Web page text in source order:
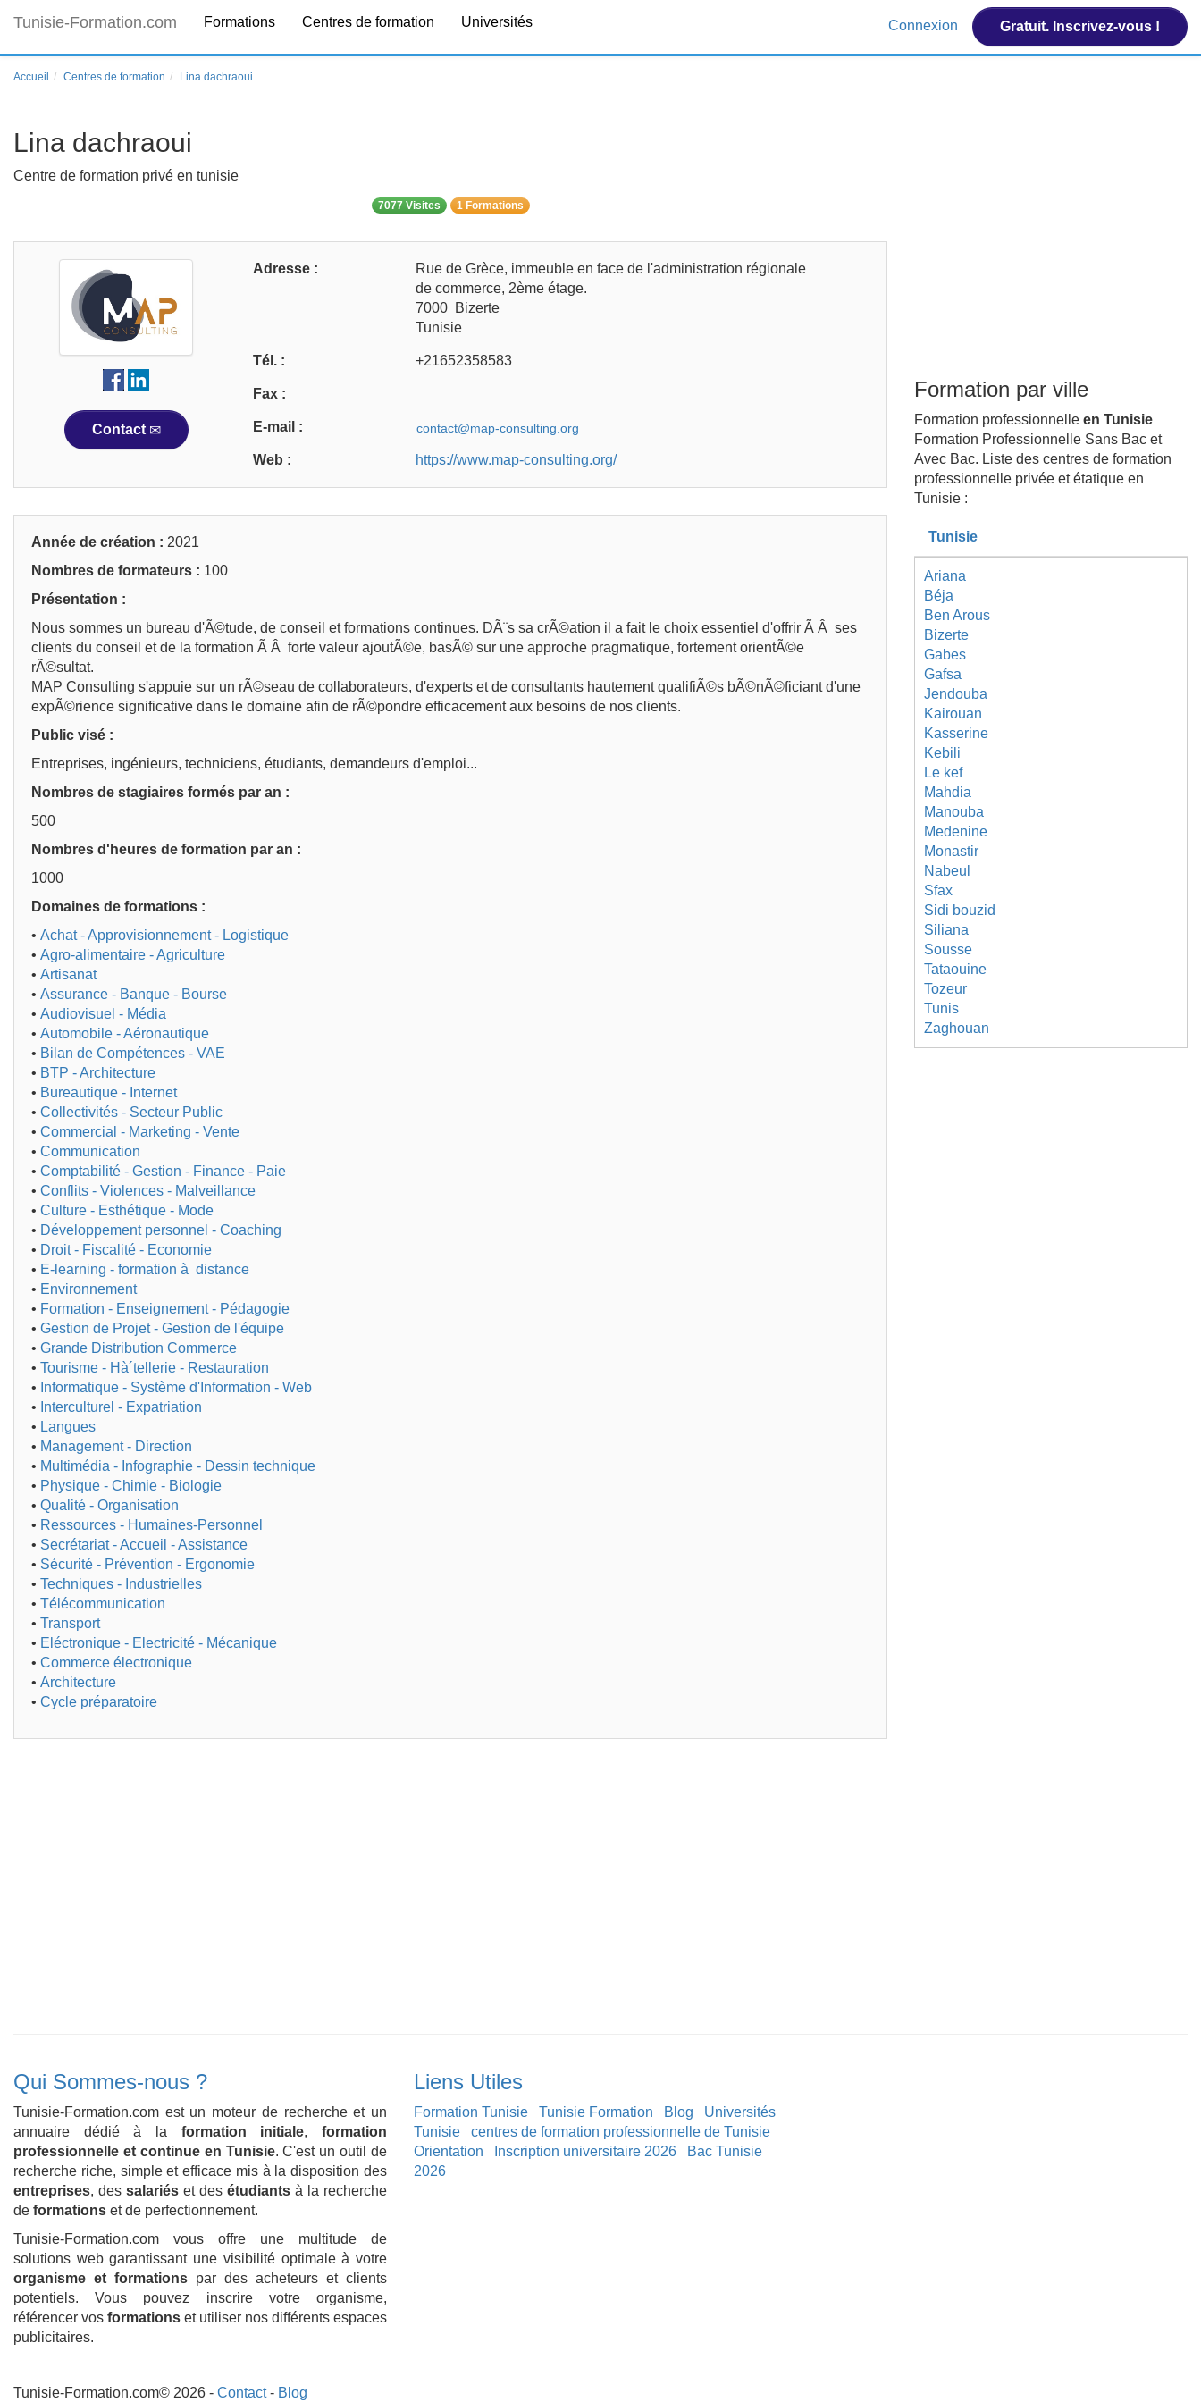
Tunisie-Formation.com Formations Centres de formation Universités Connexion Gratuit. Inscrivez-vous !
Accueil Centres de formation Lina dachraoui
Lina dachraoui
Centre de formation privé en tunisie
7077 Visites 1 Formations
Contact
Adresse :
Rue de Grèce, immeuble en face de l'administration régionale
de commerce, 2ème étage.
7000 Bizerte
Tunisie
Tél. : +21652358583
Fax :
E-mail :
Web : https://www.map-consulting.org/
Année de création : 2021
Nombres de formateurs : 100
Présentation :
Nous sommes un bureau d'Ã©tude, de conseil et formations continues. DÃ¨s sa crÃ©ation il a fait le choix essentiel d'offrir Ã Â ses
clients du conseil et de la formation Ã Â forte valeur ajoutÃ©e, basÃ© sur une approche pragmatique, fortement orientÃ©e
rÃ©sultat.
MAP Consulting s'appuie sur un rÃ©seau de collaborateurs, d'experts et de consultants hautement qualifiÃ©s bÃ©nÃ©ficiant d'une
expÃ©rience significative dans le domaine afin de rÃ©pondre efficacement aux besoins de nos clients.
Public visé :
Entreprises, ingénieurs, techniciens, étudiants, demandeurs d'emploi...
Nombres de stagiaires formés par an :
500
Nombres d'heures de formation par an :
1000
Domaines de formations :
• Achat - Approvisionnement - Logistique
• Agro-alimentaire - Agriculture
• Artisanat
• Assurance - Banque - Bourse
• Audiovisuel - Média
• Automobile - Aéronautique
• Bilan de Compétences - VAE
• BTP - Architecture
• Bureautique - Internet
• Collectivités - Secteur Public
• Commercial - Marketing - Vente
• Communication
• Comptabilité - Gestion - Finance - Paie
• Conflits - Violences - Malveillance
• Culture - Esthétique - Mode
• Développement personnel - Coaching
• Droit - Fiscalité - Economie
• E-learning - formation à distance
• Environnement
• Formation - Enseignement - Pédagogie
• Gestion de Projet - Gestion de l'équipe
• Grande Distribution Commerce
• Tourisme - Hà´tellerie - Restauration
• Informatique - Système d'Information - Web
• Interculturel - Expatriation
• Langues
• Management - Direction
• Multimédia - Infographie - Dessin technique
• Physique - Chimie - Biologie
• Qualité - Organisation
• Ressources - Humaines-Personnel
• Secrétariat - Accueil - Assistance
• Sécurité - Prévention - Ergonomie
• Techniques - Industrielles
• Télécommunication
• Transport
• Eléctronique - Electricité - Mécanique
• Commerce électronique
• Architecture
• Cycle préparatoire
Formation par ville
Formation professionnelle en Tunisie
Formation Professionnelle Sans Bac et
Avec Bac. Liste des centres de formation
professionnelle privée et étatique en
Tunisie :
Tunisie
Ariana
Béja
Ben Arous
Bizerte
Gabes
Gafsa
Jendouba
Kairouan
Kasserine
Kebili
Le kef
Mahdia
Manouba
Medenine
Monastir
Nabeul
Sfax
Sidi bouzid
Siliana
Sousse
Tataouine
Tozeur
Tunis
Zaghouan
Qui Sommes-nous ?
Tunisie-Formation.com est un moteur de recherche et un
annuaire dédié à la formation initiale,formation
professionnelle et continue en Tunisie. C'est un outil de
recherche riche, simple et efficace mis à la disposition des
entreprises, des salariés et des étudiants à la recherche
de formations et de perfectionnement.
Tunisie-Formation.com vous offre une multitude de
solutions web garantissant une visibilité optimale à votre
organisme et formations par des acheteurs et clients
potentiels. Vous pouvez inscrire votre organisme,
référencer vos formations et utiliser nos différents espaces
publicitaires.
Liens Utiles
Formation Tunisie Tunisie Formation Blog
Universités
Tunisie
centres de formation professionnelle de Tunisie
Orientation
Inscription universitaire 2026
Bac Tunisie
2026
Tunisie-Formation.com© 2026 - Contact- Blog